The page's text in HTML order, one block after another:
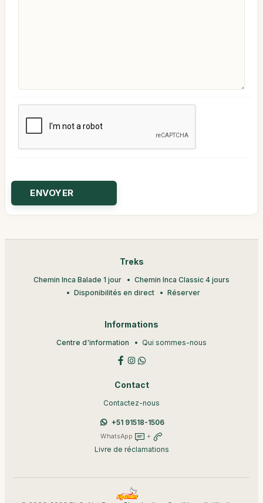
Treks
Chemin Inca Balade 1 jour
Chemin Inca Classic 4 jours
Disponibilités en direct
Réserver
Informations
Centre d'information Qui sommes-nous
Contact
Contactez-nous
+51 91518-1506
WhatsApp +
Livre de réclamations